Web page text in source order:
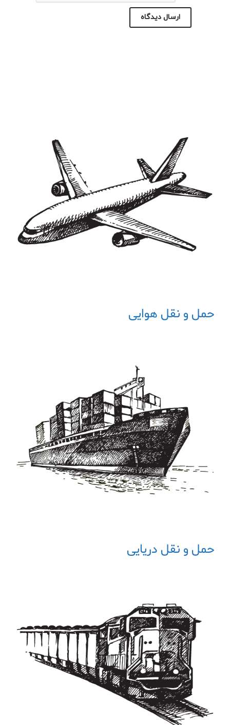
حمل و نقل هوایی
حمل و نقل دریایی